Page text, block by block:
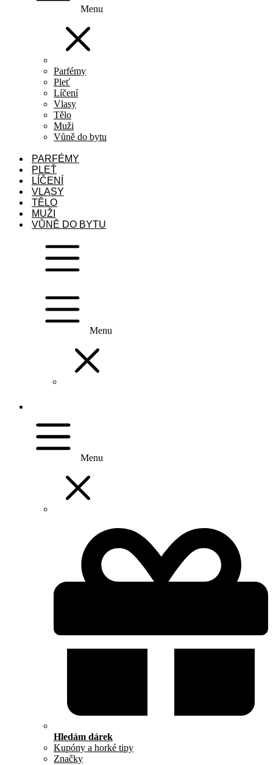
Menu
Parfémy
Pleť
Líčení
Vlasy
Tělo
Muži
Vůně do bytu
PARFÉMY
PLEŤ
LÍČENÍ
VLASY
TĚLO
MUŽI
VŮNĚ DO BYTU
Menu
Menu
Hledám dárek
Kupóny a horké tipy
Značky